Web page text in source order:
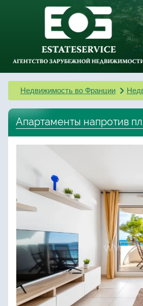
Недвижимость во Франции
Апартаменты напротив